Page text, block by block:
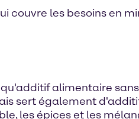
couvre les besoins en
alimentaire
sert également
les épices et les